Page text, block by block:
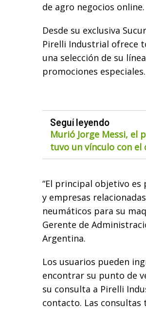
de agro negocios online.
Desde su exclusiva
Pirelli Industrial ofrece
una selección de su
promociones especiales.
Seguí leyendo
Murió Jorge Messi, el
tuvo un vínculo con el
“El principal objetivo
y empresas
neumáticos para su
Gerente de
Argentina.
Los usuarios pueden
encontrar su punto de
su consulta a Pirelli
contacto. Las